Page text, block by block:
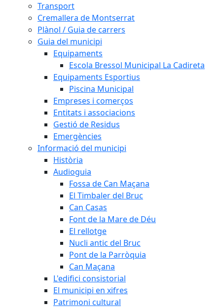
Transport
Cremallera de Montserrat
Plànol / Guia de carrers
Guia del municipi
Equipaments
Escola Bressol Municipal La Cadireta
Equipaments Esportius
Piscina Municipal
Empreses i comerços
Entitats i associacions
Gestió de Residus
Emergències
Informació del municipi
Història
Audioguia
Fossa de Can Maçana
El Timbaler del Bruc
Can Casas
Font de la Mare de Déu
El rellotge
Nucli antic del Bruc
Pont de la Parròquia
Can Maçana
L'edifici consistorial
El municipi en xifres
Patrimoni cultural